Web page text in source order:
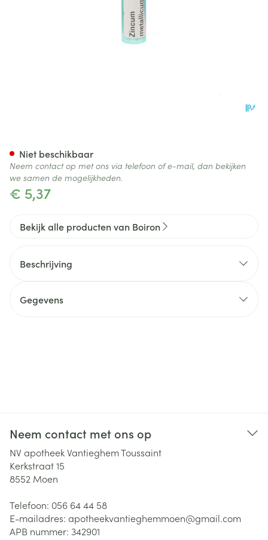
€ 5,37
Niet beschikbaar
Neem contact op met ons via telefoon of e-mail, dan bekijken
we samen de mogelijkheden.
Bekijk alle producten van Boiron
Beschrijving
Gegevens
Neem contact met ons op
NV apotheek Vantieghem Toussaint
Kerkstraat 15
8552 Moen
Telefoon: 056 64 44 58
E-mailadres: apotheekvantieghemmoen@gmail.com
APB nummer: 342901